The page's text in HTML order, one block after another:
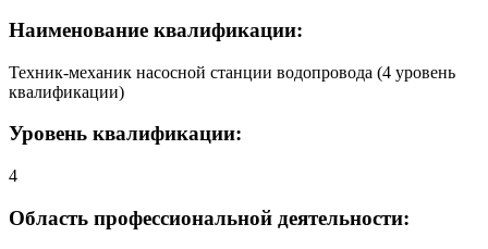
Наименование квалификации:
Техник-механик насосной станции водопровода (4 уровень
квалификации)
Уровень квалификации:
4
Область профессиональной деятельности: